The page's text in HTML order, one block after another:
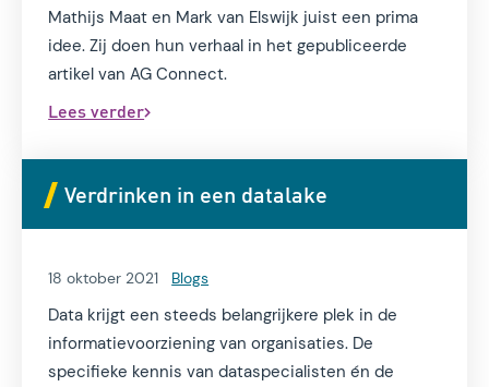
Mathijs Maat en Mark van Elswijk juist een prima
idee. Zij doen hun verhaal in het gepubliceerde
artikel van AG Connect.
Lees verder
Verdrinken in een datalake
18 oktober 2021 Blogs
Data krijgt een steeds belangrijkere plek in de
informatievoorziening van organisaties. De
specifieke kennis van dataspecialisten én de